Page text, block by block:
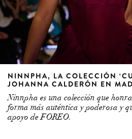
NINNPHA, LA COLECCIÓN
JOHANNA CALDERÓN EN
Ninnpha es una colección que
forma más auténtica y poderosa y
apoyo de FOREO.